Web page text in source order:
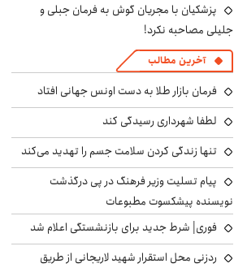
پزشکیان با مجریان گوش به فرمان جبلی و
جلیلی مصاحبه نکرد!
آخرین مطالب
فرمان بازار طلا به دست اونس جهانی افتاد
لطفا شهرداری رسیدگی کند
تنها زندگی کردن سلامت جسم را تهدید می‌کند
پیام تسلیت وزیر فرهنگ در پی درگذشت
نویسنده پیشکسوت مطبوعات
فوری| شرط جدید برای بازنشستگی اعلام شد
ردزنی محل استقرار شهید لاریجانی از طریق